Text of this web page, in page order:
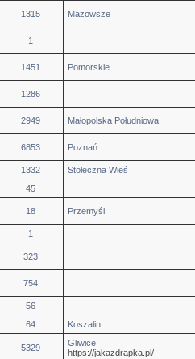
1315 Mazowsze
1
1451 Pomorskie
1286
2949 Małopolska Południowa
6853 Poznań
1332 Stołeczna Wieś
45
18 Przemyśl
1
323
754
56
64 Koszalin
5329
Gliwice
https://jakazdrapka.pl/